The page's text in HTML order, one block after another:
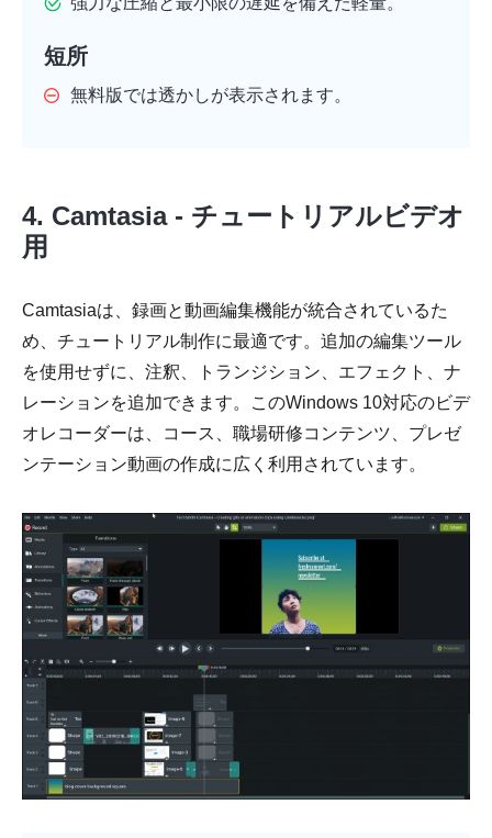
短所
無料版では透かしが表示されます。
4. Camtasia - チュートリアルビデオ
用
Camtasiaは、録画と動画編集機能が統合されているた
め、チュートリアル制作に最適です。追加の編集ツール
を使用せずに、注釈、トランジション、エフェクト、ナ
レーションを追加できます。このWindows 10対応のビデ
オレコーダーは、コース、職場研修コンテンツ、プレゼ
ンテーション動画の作成に広く利用されています。